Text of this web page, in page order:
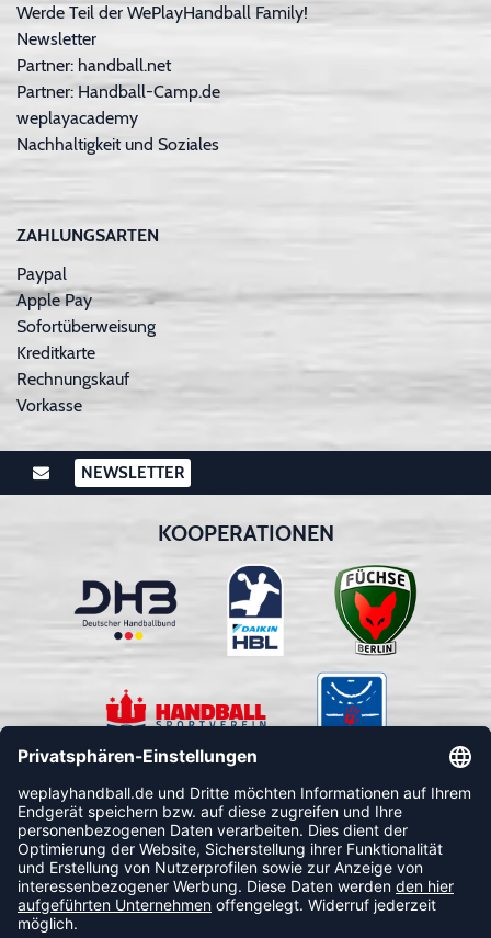
Werde Teil der WePlayHandball Family!
Newsletter
Partner: handball.net
Partner: Handball-Camp.de
weplayacademy
Nachhaltigkeit und Soziales
ZAHLUNGSARTEN
Paypal
Apple Pay
Sofortüberweisung
Kreditkarte
Rechnungskauf
Vorkasse
NEWSLETTER
KOOPERATIONEN
FOLLOW US